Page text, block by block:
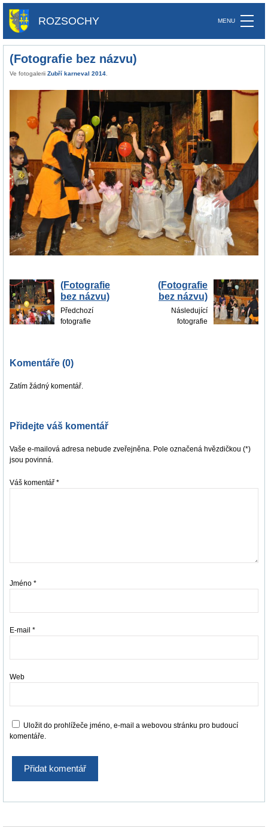
ROZSOCHY
(Fotografie bez názvu)
Ve fotogalerii Zubří karneval 2014
(Fotografie
bez názvu)
Předchozí
fotografie
(Fotografie
bez názvu)
Následující
fotografie
Komentáře (0)
Zatím žádný komentář.
Přidejte váš komentář
Vaše e-mailová adresa nebude zveřejněna. Pole označená hvězdičkou (*)
jsou povinná.
Váš komentář *
Jméno *
E-mail *
Web
Uložit do prohlížeče jméno, e-mail a webovou stránku pro budoucí
komentáře.